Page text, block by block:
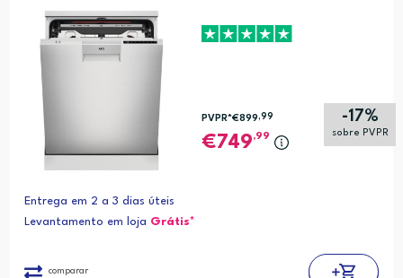
-17%
sobre PVPR
PVPR*€899,99
749,99
Entrega em 2 a 3 dias úteis
Levantamento em loja Grátis*
comparar